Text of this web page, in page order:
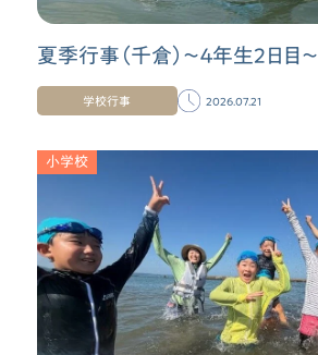
夏季行事（千倉）〜４年生２日目〜
学校行事 2026.07.21
小学校